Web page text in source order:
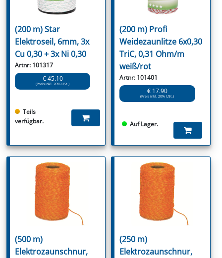
(200 m) Star
Elektroseil, 6mm, 3x
Cu 0,30 + 3x Ni 0,30
Artnr: 101317
€ 45.10
(Preis inkl. 20% USt.)
Teils
verfügbar.
(200 m) Profi
Weidezaunlitze 6x0,30
TriC, 0,31 Ohm/m
weiß/rot
Artnr: 101401
€ 17.90
(Preis inkl. 20% USt.)
Auf Lager.
(500 m)
Elektrozaunschnur,
(250 m)
Elektrozaunschnur,